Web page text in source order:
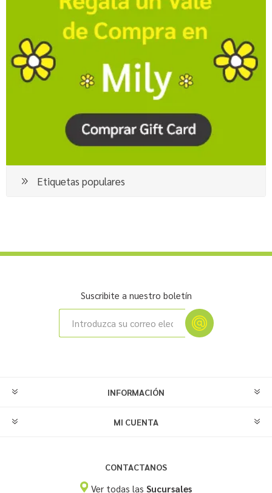
Etiquetas populares
Suscribite a nuestro boletín
INFORMACIÓN
MI CUENTA
CONTACTANOS
Ver todas lasSucursales